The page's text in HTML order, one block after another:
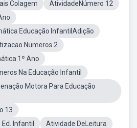
Colagem
AtividadeNúmero 12
Educação InfantilAdição
Numeros 2
1º Ano
Na Educação Infantil
Motora Para Educação
13
Infantil
Atividade DeLeitura